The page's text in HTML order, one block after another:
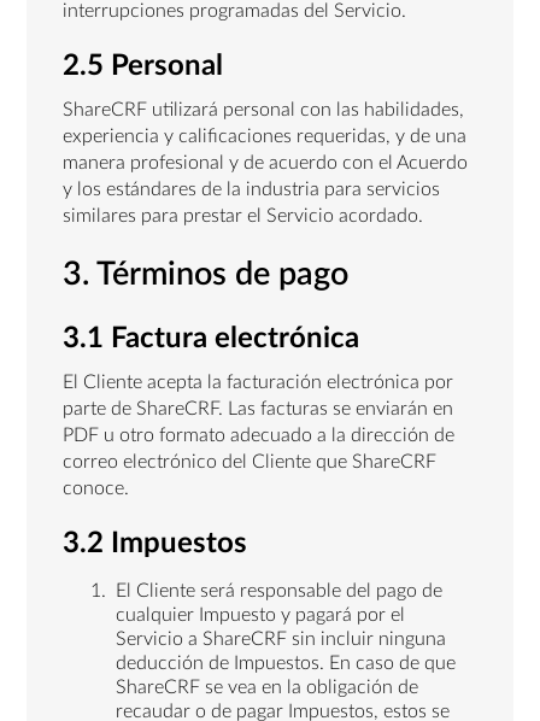
interrupciones programadas del Servicio.
2.5 Personal
ShareCRF utilizará personal con las habilidades,
experiencia y calificaciones requeridas, y de una
manera profesional y de acuerdo con el Acuerdo
y los estándares de la industria para servicios
similares para prestar el Servicio acordado.
3. Términos de pago
3.1 Factura electrónica
El Cliente acepta la facturación electrónica por
parte de ShareCRF. Las facturas se enviarán en
PDF u otro formato adecuado a la dirección de
correo electrónico del Cliente que ShareCRF
conoce.
3.2 Impuestos
El Cliente será responsable del pago de
cualquier Impuesto y pagará por el
Servicio a ShareCRF sin incluir ninguna
deducción de Impuestos. En caso de que
ShareCRF se vea en la obligación de
recaudar o de pagar Impuestos, estos se